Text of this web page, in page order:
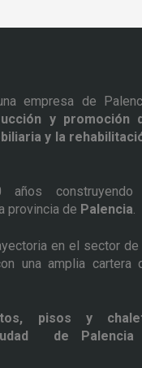
empresa de
y promoción
y la
construyendo
provincia de Palencia.
en el sector de
una amplia cartera
pisos y
de Palencia